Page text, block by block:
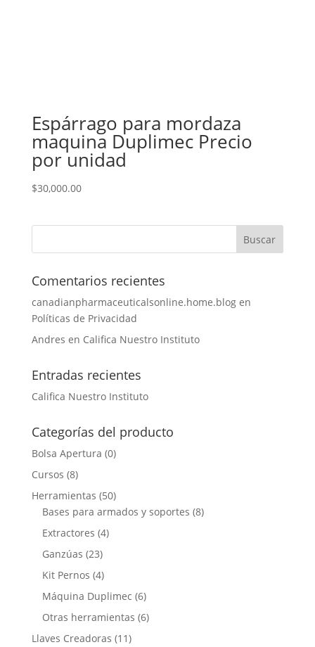
Espárrago para mordaza
maquina Duplimec Precio
por unidad
$30,000.00
Comentarios recientes
canadianpharmaceuticalsonline.home.blogen
Políticas de Privacidad
Andres en Califica Nuestro Instituto
Entradas recientes
Califica Nuestro Instituto
Categorías del producto
Bolsa Apertura (0)
Cursos (8)
Herramientas (50)
Bases para armados y soportes (8)
Extractores (4)
Ganzúas (23)
Kit Pernos (4)
Máquina Duplimec (6)
Otras herramientas (6)
Llaves Creadoras (11)